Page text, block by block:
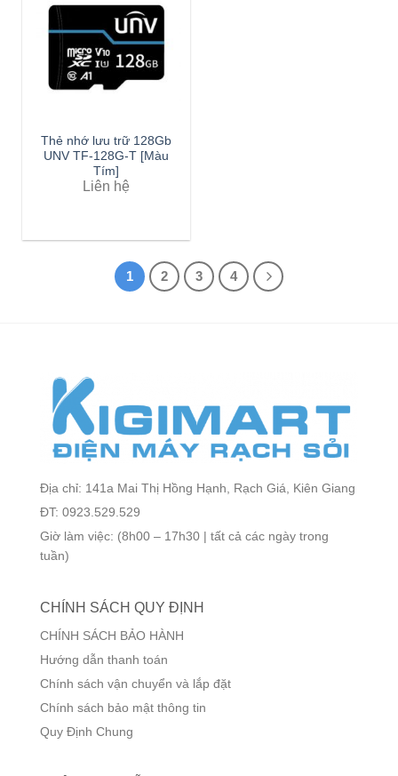
Thẻ nhớ lưu trữ 128Gb
UNV TF-128G-T [Màu
Tím]
Liên hệ
1 2 3 4
Địa chỉ: 141a Mai Thị Hồng Hạnh, Rạch Giá, Kiên Giang
ĐT: 0923.529.529
Giờ làm việc: (8h00 – 17h30 | tất cả các ngày trong
tuần)
CHÍNH SÁCH QUY ĐỊNH
CHÍNH SÁCH BẢO HÀNH
Hướng dẫn thanh toán
Chính sách vận chuyển và lắp đặt
Chính sách bảo mật thông tin
Quy Định Chung